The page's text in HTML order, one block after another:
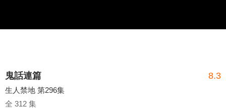
鬼話連篇 8.3
生人禁地 第296集
全 312 集